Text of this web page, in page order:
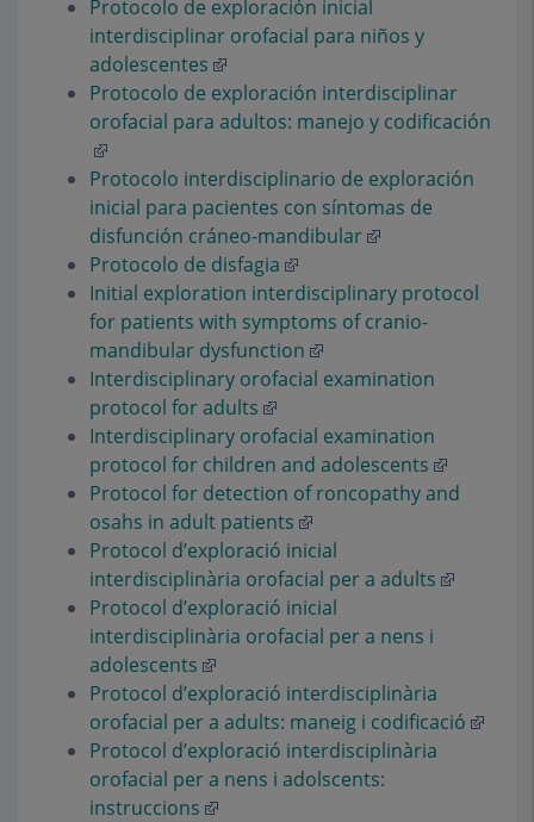
Protocolo de exploración inicial
interdisciplinar orofacial para niños y
adolescentes
Protocolo de exploración interdisciplinar
orofacial para adultos: manejo y codificación
Protocolo interdisciplinario de exploración
inicial para pacientes con síntomas de
disfunción cráneo-mandibular
Protocolo de disfagia
Initial exploration interdisciplinary protocol
for patients with symptoms of cranio-
mandibular dysfunction
Interdisciplinary orofacial examination
protocol for adults
Interdisciplinary orofacial examination
protocol for children and adolescents
Protocol for detection of roncopathy and
osahs in adult patients
Protocol d’exploració inicial
interdisciplinària orofacial per a adults
Protocol d’exploració inicial
interdisciplinària orofacial per a nens i
adolescents
Protocol d’exploració interdisciplinària
orofacial per a adults: maneig i codificació
Protocol d’exploració interdisciplinària
orofacial per a nens i adolscents:
instruccions